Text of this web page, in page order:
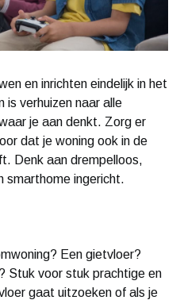
en inrichten eindelijk in het
is verhuizen naar alle
je aan denkt. Zorg er
dat je woning ook in de
Denk aan drempelloos,
smarthome ingericht.
Een gietvloer?
Stuk voor stuk prachtige en
gaat uitzoeken of als je